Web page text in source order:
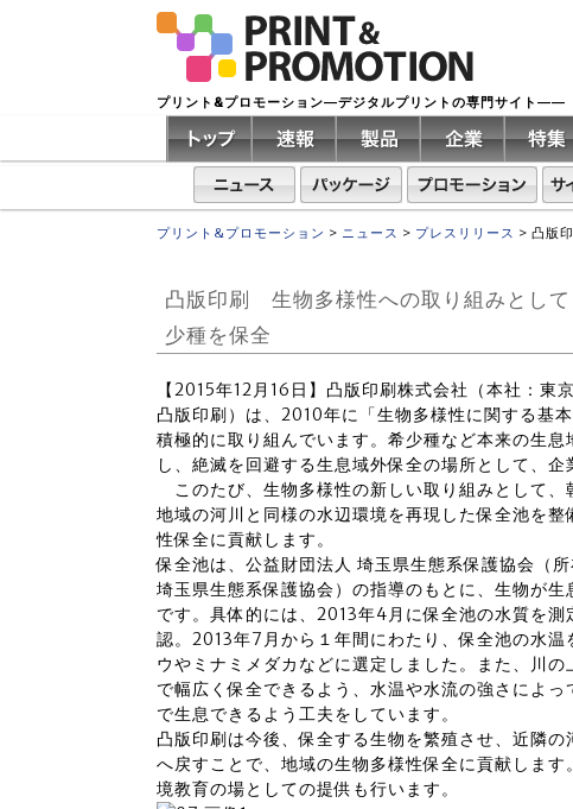
プリント&プロモーション―デジタルプリントの専門サイト――
プリント&プロモーション > ニュース > プレスリリース > 凸版
凸版印刷 生物多様性への取り組みとし
少種を保全
【2015年12月16日】凸版印刷株式会社（本社：
凸版印刷）は、2010年に「生物多様性に関する基
積極的に取り組んでいます。希少種など本来の生
し、絶滅を回避する生息域外保全の場所として、企
このたび、生物多様性の新しい取り組みとして、
地域の河川と同様の水辺環境を再現した保全池を
性保全に貢献します。
保全池は、公益財団法人 埼玉県生態系保護協会（
埼玉県生態系保護協会）の指導のもとに、生物が
です。具体的には、2013年4月に保全池の水質を
認。2013年7月から１年間にわたり、保全池の水
ウやミナミメダカなどに選定しました。また、川
で幅広く保全できるよう、水温や水流の強さによ
で生息できるよう工夫をしています。
凸版印刷は今後、保全する生物を繁殖させ、近隣
へ戻すことで、地域の生物多様性保全に貢献しま
境教育の場としての提供も行います。